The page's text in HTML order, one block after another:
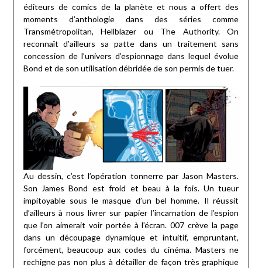
éditeurs de comics de la planète et nous a offert des
moments d’anthologie dans des séries comme
Transmétropolitan, Hellblazer ou The Authority. On
reconnaît d’ailleurs sa patte dans un traitement sans
concession de l’univers d’espionnage dans lequel évolue
Bond et de son utilisation débridée de son permis de tuer.
Au dessin, c’est l’opération tonnerre par Jason Masters.
Son James Bond est froid et beau à la fois. Un tueur
impitoyable sous le masque d’un bel homme. Il réussit
d’ailleurs à nous livrer sur papier l’incarnation de l’espion
que l’on aimerait voir portée à l’écran. 007 crève la page
dans un découpage dynamique et intuitif, empruntant,
forcément, beaucoup aux codes du cinéma. Masters ne
rechigne pas non plus à détailler de façon très graphique